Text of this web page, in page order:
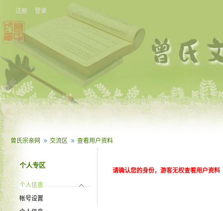
注册 登录
曾氏宗亲网 交流区 查看用户资料
个人专区
个人信息
帐号设置
请确认您的身份，游客无权查看用户资料